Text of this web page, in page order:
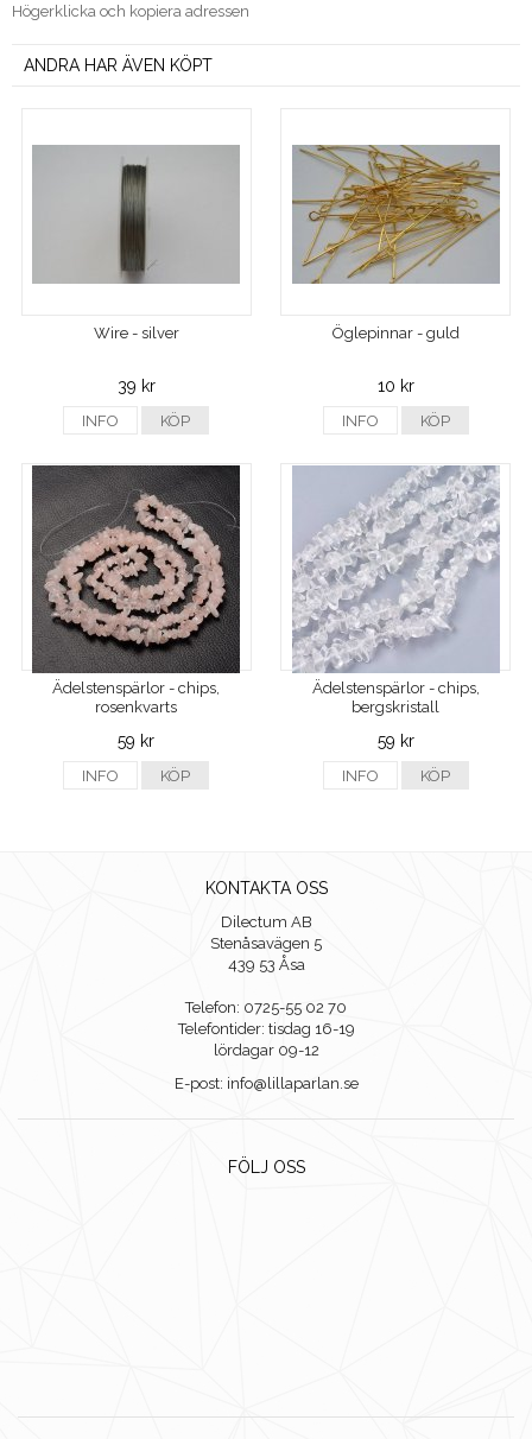
Högerklicka och kopiera adressen
ANDRA HAR ÄVEN KÖPT
Wire - silver
39 kr
INFO KÖP
Öglepinnar - guld
10 kr
INFO KÖP
Ädelstenspärlor - chips,
rosenkvarts
59 kr
INFO KÖP
Ädelstenspärlor - chips,
bergskristall
59 kr
INFO KÖP
KONTAKTA OSS
Dilectum AB
Stenåsavägen 5
439 53 Åsa
Telefon: 0725-55 02 70
Telefontider: tisdag 16-19
lördagar 09-12
E-post: info@lillaparlan.se
FÖLJ OSS